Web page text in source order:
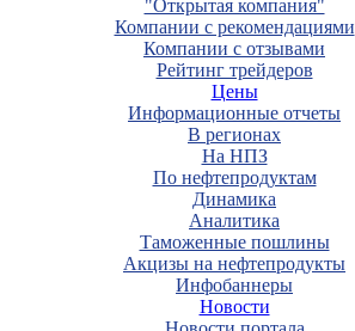
"Открытая компания"
Компании с рекомендациями
Компании с отзывами
Рейтинг трейдеров
Цены
Информационные отчеты
В регионах
На НПЗ
По нефтепродуктам
Динамика
Аналитика
Таможенные пошлины
Акцизы на нефтепродукты
Инфобаннеры
Новости